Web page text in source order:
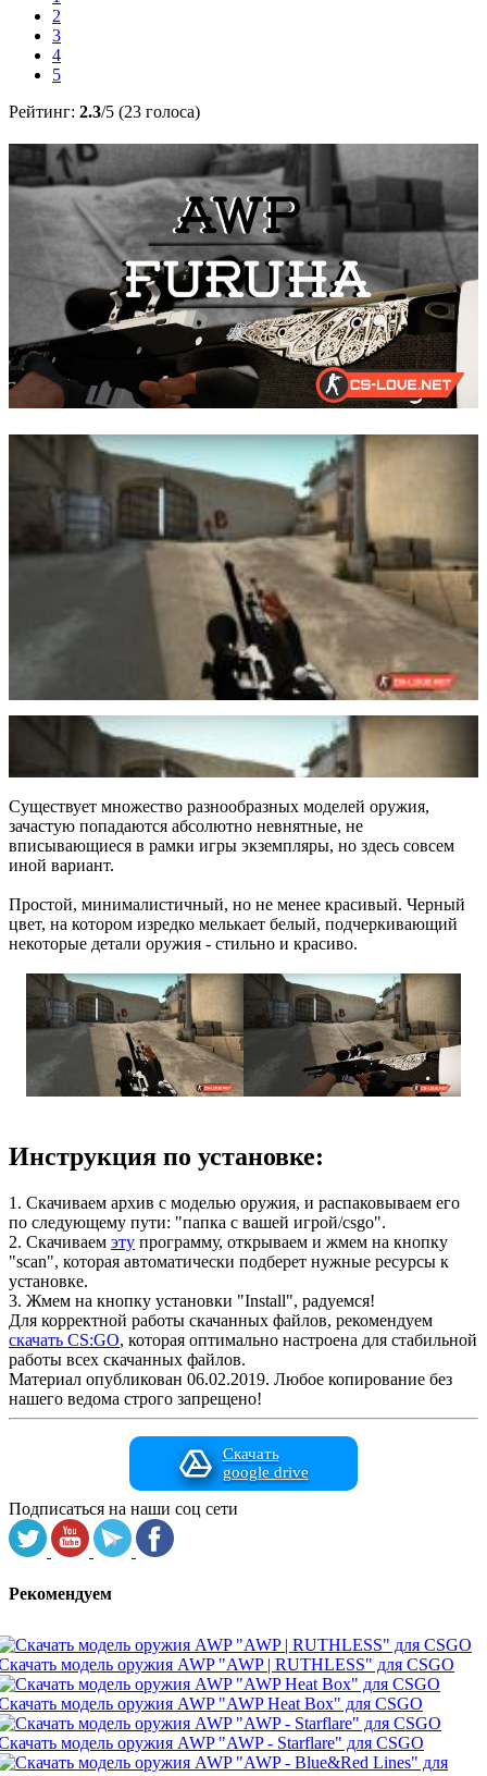
2
3
4
5
Рейтинг: 2.3/5 (23 голоса)
Существует множество разнообразных моделей оружия,
зачастую попадаются абсолютно невнятные, не
вписывающиеся в рамки игры экземпляры, но здесь совсем
иной вариант.
Простой, минималистичный, но не менее красивый. Черный
цвет, на котором изредко мелькает белый, подчеркивающий
некоторые детали оружия - стильно и красиво.
Инструкция по установке:
1. Скачиваем архив с моделью оружия, и распаковываем его
по следующему пути: "папка с вашей игрой/csgo".
2. Скачиваем эту программу, открываем и жмем на кнопку
"scan", которая автоматически подберет нужные ресурсы к
установке.
3. Жмем на кнопку установки "Install", радуемся!
Для корректной работы скачанных файлов, рекомендуем
скачать CS:GO, которая оптимально настроена для стабильной
работы всех скачанных файлов.
Материал опубликован 06.02.2019. Любое копирование без
нашего ведома строго запрещено!
Скачать
google drive
Подписаться на наши соц сети
Рекомендуем
модель оружия AWP "AWP | RUTHLESS" для CSGO
модель оружия AWP "AWP Heat Box" для CSGO
модель оружия AWP "AWP - Starflare" для CSGO